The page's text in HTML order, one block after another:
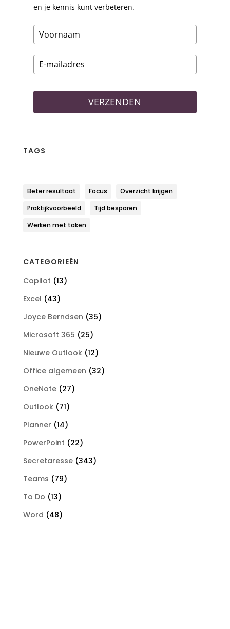
en je kennis kunt verbeteren.
VERZENDEN
TAGS
Beter resultaat Focus
Overzicht krijgen
Praktijkvoorbeeld
Tijd besparen
Werken met taken
CATEGORIEËN
Copilot (13)
Excel (43)
Joyce Berndsen (35)
Microsoft 365 (25)
Nieuwe Outlook(12)
Office algemeen (32)
OneNote(27)
Outlook(71)
Planner (14)
PowerPoint (22)
Secretaresse(343)
Teams (79)
To Do (13)
Word (48)